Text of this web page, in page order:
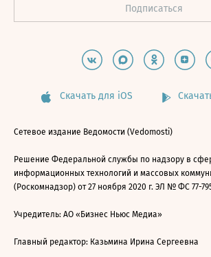
Скачать для iOS
Сетевое издание Ведомости (Vedomosti)
Решение Федеральной службы по надзору в
информационных технологий и массовых
(Роскомнадзор) от 27 ноября 2020 г. ЭЛ № ФС 77-
Учредитель: АО «Бизнес Ньюс Медиа»
Главный редактор: Казьмина Ирина Сергеевна